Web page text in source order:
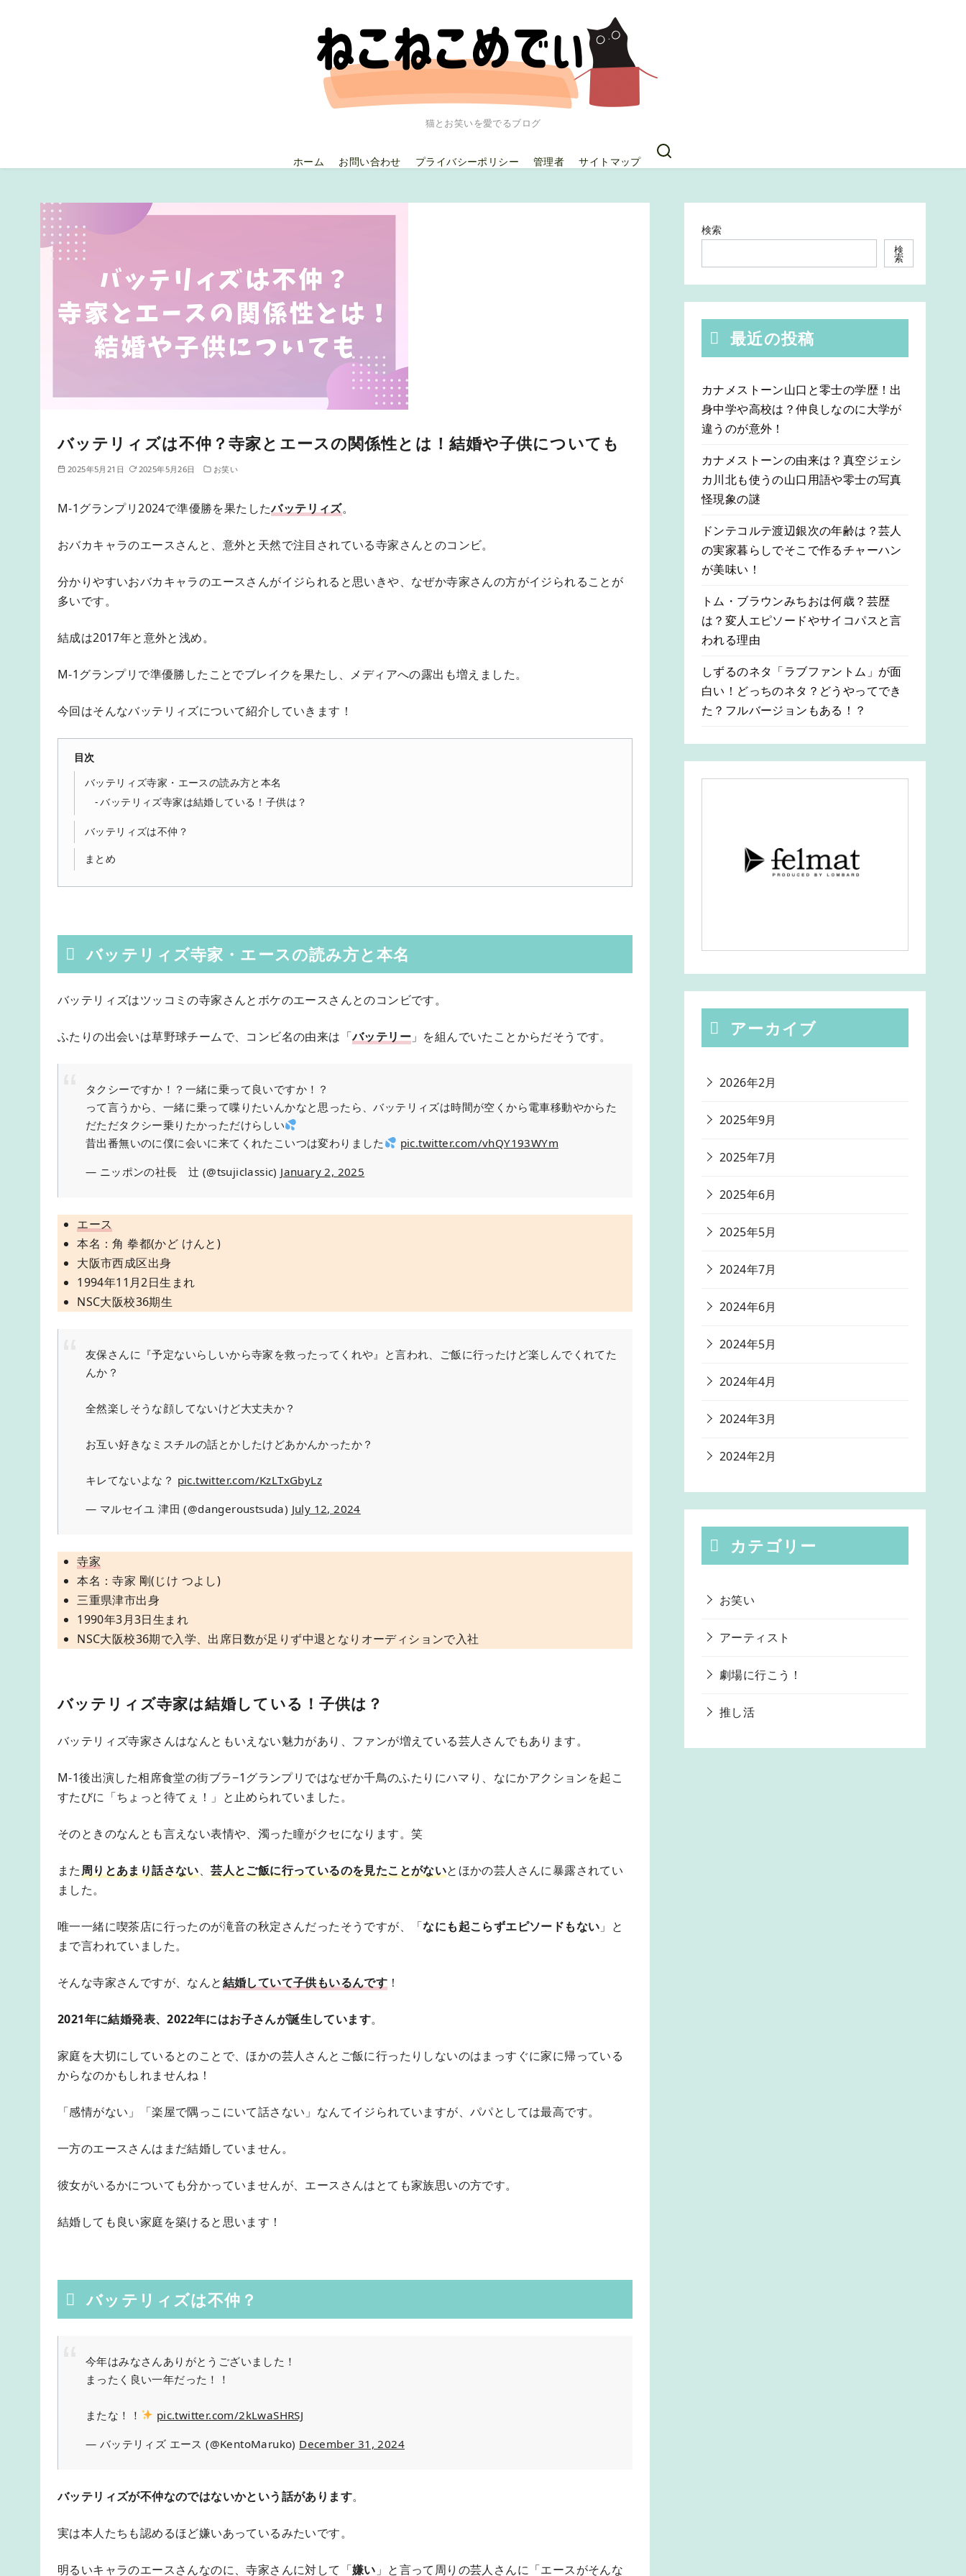
猫とお笑いを愛でるブログ
ホーム お問い合わせ プライバシーポリシー 管理者 サイトマップ
バッテリィズは不仲？寺家とエースの関係性とは！結婚や子供についても
2025年5月21日 2025年5月26日 お笑い
M-1グランプリ2024で準優勝を果たしたバッテリィズ。
おバカキャラのエースさんと、意外と天然で注目されている寺家さんとのコンビ。
分かりやすいおバカキャラのエースさんがイジられると思いきや、なぜか寺家さんの方がイジられることが
多いです。
結成は2017年と意外と浅め。
M-1グランプリで準優勝したことでブレイクを果たし、メディアへの露出も増えました。
今回はそんなバッテリィズについて紹介していきます！
目次
バッテリィズ寺家・エースの読み方と本名
バッテリィズ寺家は結婚している！子供は？
バッテリィズは不仲？
まとめ
バッテリィズ寺家・エースの読み方と本名
バッテリィズはツッコミの寺家さんとボケのエースさんとのコンビです。
ふたりの出会いは草野球チームで、コンビ名の由来は「バッテリー 」を組んでいたことからだそうです。
タクシーですか！？一緒に乗って良いですか！？
って言うから、一緒に乗って喋りたいんかなと思ったら、バッテリィズは時間が空くから電車移動やからた
だただタクシー乗りたかっただけらしい
昔出番無いのに僕に会いに来てくれたこいつは変わりました
pic.twitter.com/vhQY193WYm
— ニッポンの社長 辻 (@tsujiclassic) January 2, 2025
エース
本名：角 拳都(かど けんと)
大阪市西成区出身
1994年11月2日生まれ
NSC大阪校36期生
友保さんに『予定ないらしいから寺家を救ったってくれや』と言われ、ご飯に行ったけど楽しんでくれてた
んか？
全然楽しそうな顔してないけど大丈夫か？
お互い好きなミスチルの話とかしたけどあかんかったか？
キレてないよな？ pic.twitter.com/KzLTxGbyLz
— マルセイユ 津田 (@dangeroustsuda) July 12, 2024
寺家
本名：寺家 剛(じけ つよし)
三重県津市出身
1990年3月3日生まれ
NSC大阪校36期で入学、出席日数が足りず中退となりオーディションで入社
バッテリィズ寺家は結婚している！子供は？
バッテリィズ寺家さんはなんともいえない魅力があり、ファンが増えている芸人さんでもあります。
M-1後出演した相席食堂の街ブラ−1グランプリではなぜか千鳥のふたりにハマり、なにかアクションを起こ
すたびに「ちょっと待てぇ！」と止められていました。
そのときのなんとも言えない表情や、濁った瞳がクセになります。笑
また周りとあまり話さない、芸人とご飯に行っているのを見たことがないとほかの芸人さんに暴露されてい
ました。
唯一一緒に喫茶店に行ったのが滝音の秋定さんだったそうですが、「なにも起こらずエピソードもない 」と
まで言われていました。
そんな寺家さんですが、なんと結婚していて子供もいるんです ！
2021年に結婚発表、2022年にはお子さんが誕生しています。
家庭を大切にしているとのことで、ほかの芸人さんとご飯に行ったりしないのはまっすぐに家に帰っている
からなのかもしれませんね！
「感情がない」「楽屋で隅っこにいて話さない」なんてイジられていますが、パパとしては最高です。
一方のエースさんはまだ結婚していません。
彼女がいるかについても分かっていませんが、エースさんはとても家族思いの方です。
結婚しても良い家庭を築けると思います！
バッテリィズは不仲？
今年はみなさんありがとうございました！
まったく良い一年だった！！
またな！！ pic.twitter.com/2kLwaSHRSJ
— バッテリィズ エース (@KentoMaruko) December 31, 2024
バッテリィズが不仲なのではないかという話があります。
実は本人たちも認めるほど嫌いあっているみたいです。
明るいキャラのエースさんなのに、寺家さんに対して「嫌い 」と言って周りの芸人さんに「エースがそんな
検索
検
索
最近の投稿
カナメストーン山口と零士の学歴！出
身中学や高校は？仲良しなのに大学が
違うのが意外！
カナメストーンの由来は？真空ジェシ
カ川北も使うの山口用語や零士の写真
怪現象の謎
ドンテコルテ渡辺銀次の年齢は？芸人
の実家暮らしでそこで作るチャーハン
が美味い！
トム・ブラウンみちおは何歳？芸歴
は？変人エピソードやサイコパスと言
われる理由
しずるのネタ「ラブファントム」が面
白い！どっちのネタ？どうやってでき
た？フルバージョンもある！？
アーカイブ
2026年2月
2025年9月
2025年7月
2025年6月
2025年5月
2024年7月
2024年6月
2024年5月
2024年4月
2024年3月
2024年2月
カテゴリー
お笑い
アーティスト
劇場に行こう！
推し活